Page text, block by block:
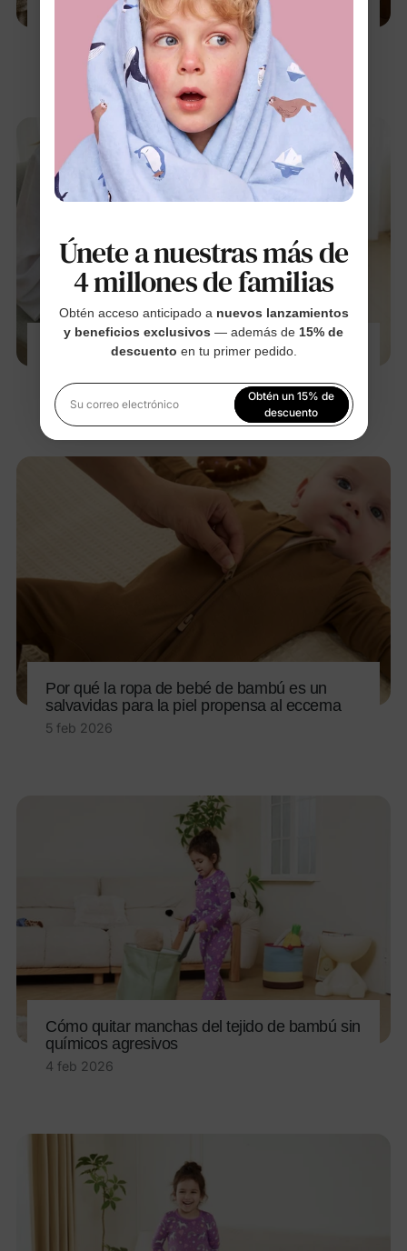
Di adiós a los sudores nocturnos: La ciencia
de la transpirabilidad del bambú
8 feb 2026
10 errores que debes evitar al comprar ropa
5 feb 2026
Por qué la ropa de bebé de bambú es un
salvavidas para la piel propensa al eccema
5 feb 2026
Cómo quitar manchas del tejido de bambú sin
químicos agresivos
4 feb 2026
Únete a nuestras más de
4 millones de familias
Obtén acceso anticipado a nuevos lanzamientos
y beneficios exclusivos — además de 15% de
descuento en tu primer pedido.
Su correo electrónico
Obtén un 15% de
descuento